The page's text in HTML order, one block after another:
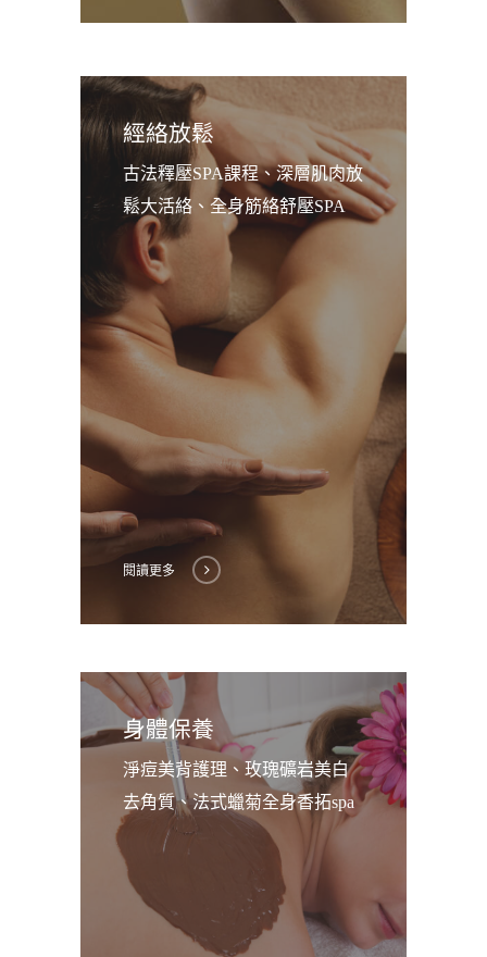
經絡放鬆
古法釋壓SPA課程、深層肌肉放
鬆大活絡、全身筋絡舒壓SPA
閱讀更多
身體保養
淨痘美背護理、玫瑰礦岩美白
去角質、法式蠟菊全身香拓spa